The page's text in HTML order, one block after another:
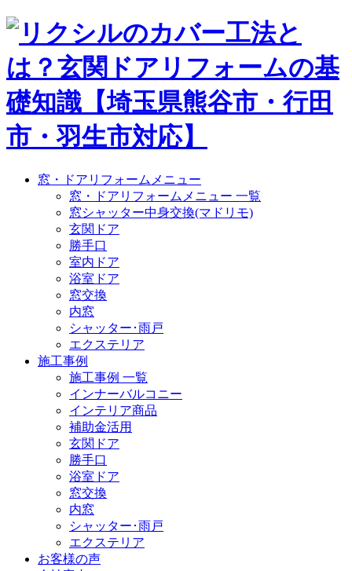
窓・ドアリフォームメニュー
窓・ドアリフォームメニュー 一覧
窓シャッター中身交換(マドリモ)
玄関ドア
勝手口
室内ドア
浴室ドア
窓交換
内窓
シャッター･雨戸
エクステリア
施工事例
施工事例 一覧
インナーバルコニー
インテリア商品
補助金活用
玄関ドア
勝手口
浴室ドア
窓交換
内窓
シャッター･雨戸
エクステリア
お客様の声